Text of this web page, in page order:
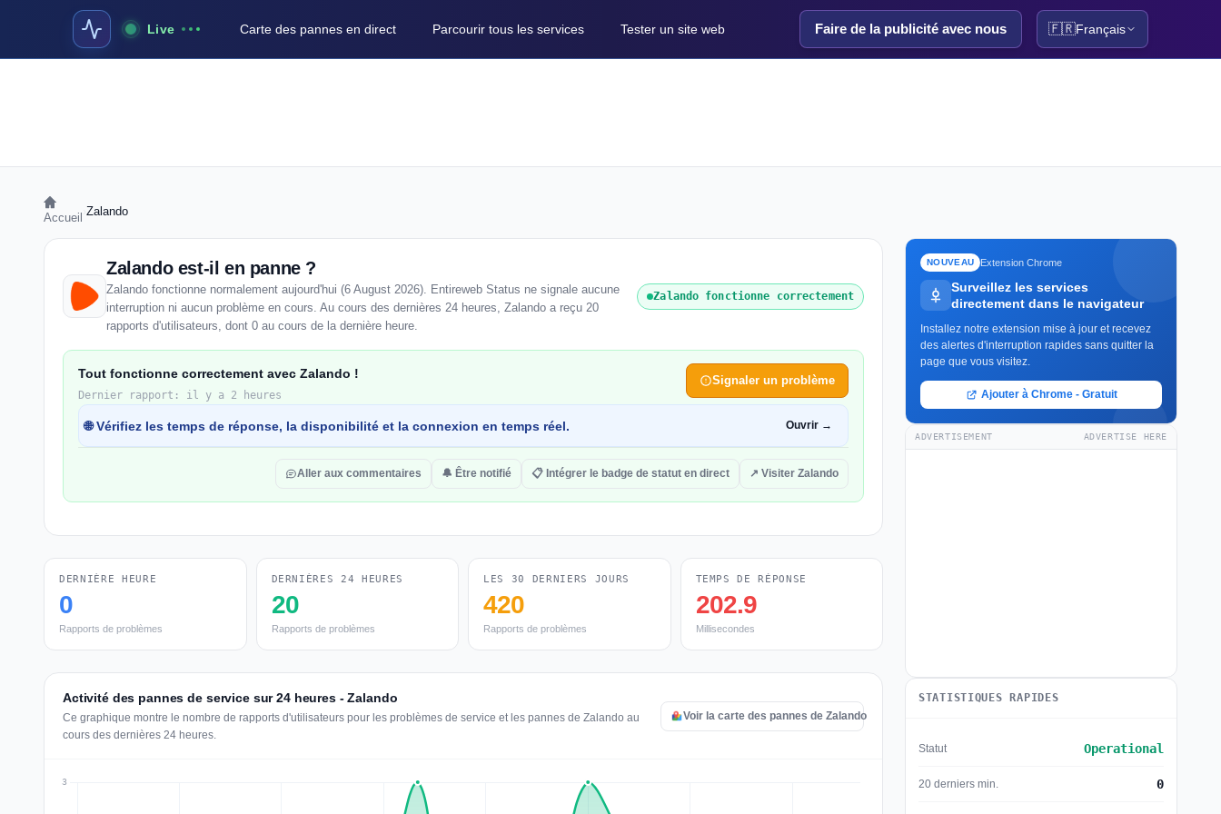
Live Carte des pannes en direct Parcourir tous les services Tester un site web Faire de la publicité avec nous 🇫🇷Français
Accueil Zalando
Zalando est-il en panne ?
Zalando fonctionne normalement aujourd'hui (6 August 2026). Entireweb Status ne signale aucune
interruption ni aucun problème en cours. Au cours des dernières 24 heures, Zalando a reçu 20
rapports d'utilisateurs, dont 0 au cours de la dernière heure.
Zalando fonctionne correctement
Tout fonctionne correctement avec Zalando !
Dernier rapport: il y a 2 heures
Signaler un problème
🌐 Vérifiez les temps de réponse, la disponibilité et la connexion en temps réel. Ouvrir →
Aller aux commentaires 🔔 Être notifié 📋 Intégrer le badge de statut en direct ↗ Visiter Zalando
DERNIÈRE HEURE
0
Rapports de problèmes
DERNIÈRES 24 HEURES
20
Rapports de problèmes
LES 30 DERNIERS JOURS
420
Rapports de problèmes
TEMPS DE RÉPONSE
202.9
Millisecondes
Activité des pannes de service sur 24 heures - Zalando
Ce graphique montre le nombre de rapports d'utilisateurs pour les problèmes de service et les pannes de Zalando au
cours des dernières 24 heures.
Voir la carte des pannes de Zalando
NOUVEAU Extension Chrome
Surveillez les services
directement dans le navigateur
Installez notre extension mise à jour et recevez
des alertes d'interruption rapides sans quitter la
page que vous visitez.
Ajouter à Chrome - Gratuit
ADVERTISEMENT ADVERTISE HERE
STATISTIQUES RAPIDES
Statut Operational
20 derniers min. 0